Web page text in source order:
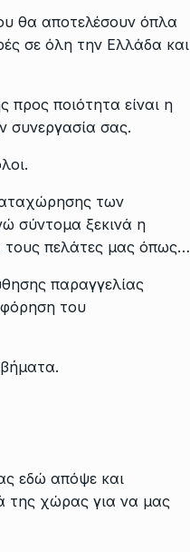
θα αποτελέσουν όπλα
σε όλη την Ελλάδα και
προς ποιότητα είναι η
συνεργασία σας.
των
σύντομα ξεκινά η
τους πελάτες μας όπως…
παραγγελίας
του
εδώ απόψε και
της χώρας για να μας